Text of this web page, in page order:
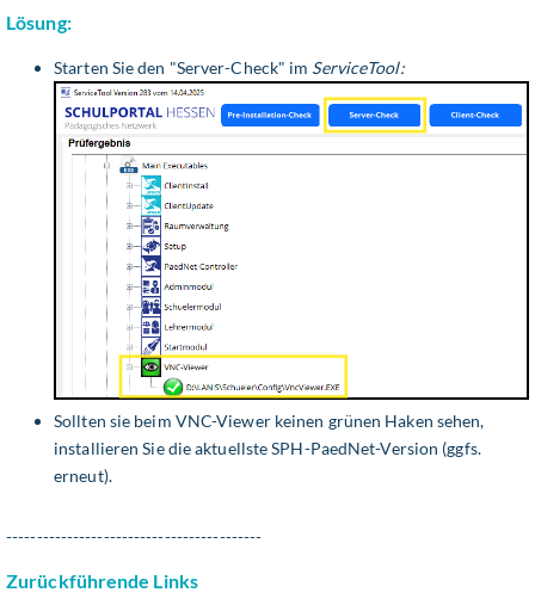
Lösung:
Starten Sie den "Server-Check" im ServiceTool:
Sollten sie beim VNC-Viewer keinen grünen Haken sehen,
installieren Sie die aktuellste SPH-PaedNet-Version (ggfs.
erneut).
------------------------------------------
Zurückführende Links